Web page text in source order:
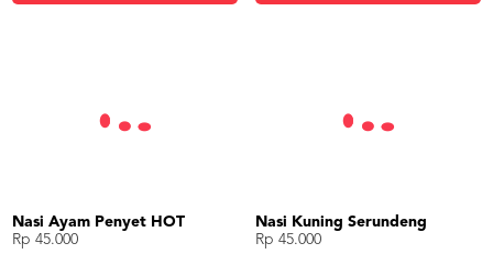
Nasi Ayam Penyet HOT
Rp 45.000
Nasi Kuning Serundeng
Rp 45.000